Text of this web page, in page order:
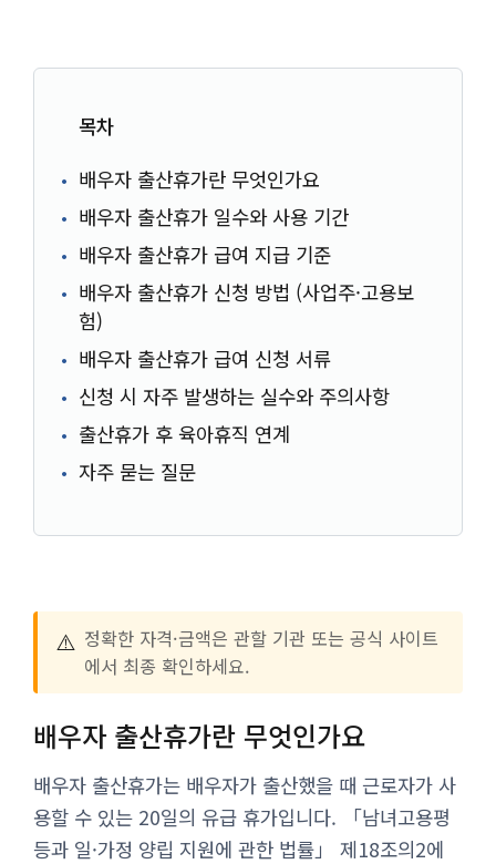
목차
배우자 출산휴가란 무엇인가요
배우자 출산휴가 일수와 사용 기간
배우자 출산휴가 급여 지급 기준
배우자 출산휴가 신청 방법 (사업주·고용보
험)
배우자 출산휴가 급여 신청 서류
신청 시 자주 발생하는 실수와 주의사항
출산휴가 후 육아휴직 연계
자주 묻는 질문
⚠️ 정확한 자격·금액은 관할 기관 또는 공식 사이트
에서 최종 확인하세요.
배우자 출산휴가란 무엇인가요
배우자 출산휴가는 배우자가 출산했을 때 근로자가 사
용할 수 있는 20일의 유급 휴가입니다. 「남녀고용평
등과 일·가정 양립 지원에 관한 법률」 제18조의2에